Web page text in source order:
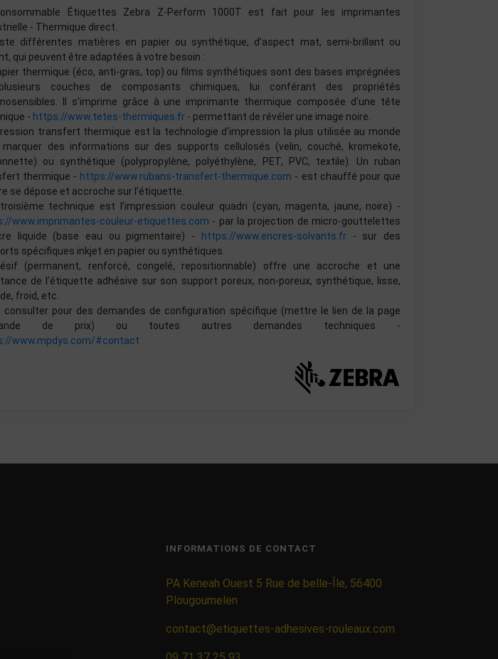
Étiquettes Zebra Z-Perform 1000T est fait pour les imprimantes
- Thermique direct.
différentes matières en papier ou synthétique, d’aspect mat, semi-brillant ou
qui peuvent être adaptées à votre besoin :
thermique (éco, anti-gras, top) ou films synthétiques sont des bases imprégnées
couches de composants chimiques, lui conférant des propriétés
Il s'imprime grâce à une imprimante thermique composée d'une tête
- https://www.tetes-thermiques.fr - permettant de révéler une image noire.
transfert thermique est la technologie d’impression la plus utilisée au monde
marquer des informations sur des supports cellulosés (velin, couché, kromekote,
ou synthétique (polypropylène, polyéthylène, PET, PVC, textile). Un ruban
thermique - https://www.rubans-transfert-thermique.com - est chauffé pour que
se dépose et accroche sur l’étiquette.
technique est l’impression couleur quadri (cyan, magenta, jaune, noire) -
www.imprimantes-couleur-etiquettes.com - par la projection de micro-gouttelettes
liquide (base eau ou pigmentaire) -
https://www.encres-solvants.fr- sur des
spécifiques inkjet en papier ou synthétiques.
(permanent, renforcé, congelé, repositionnable) offre une accroche et une
de l’étiquette adhésive sur son support poreux, non-poreux, synthétique, lisse,
froid, etc.
consulter pour des demandes de configuration spécifique (mettre le lien de la page
de prix) ou toutes autres demandes techniques -
www.mpdys.com/#contact
INFORMATIONS DE CONTACT
PA Keneah Ouest 5 Rue de belle-Île, 56400
Plougoumelen
contact@etiquettes-adhesives-rouleaux.com